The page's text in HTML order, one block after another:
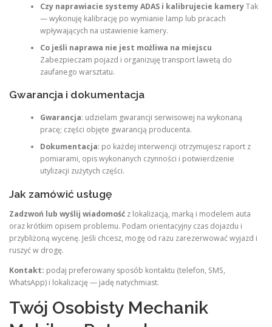
Czy naprawiacie systemy ADAS i kalibrujecie kameryTak
— wykonuję kalibrację po wymianie lamp lub pracach
wpływających na ustawienie kamery.
Co jeśli naprawa nie jest możliwa na miejscu
Zabezpieczam pojazd i organizuję transport lawetą do
zaufanego warsztatu.
Gwarancja i dokumentacja
Gwarancja: udzielam gwarancji serwisowej na wykonaną
pracę; części objęte gwarancją producenta.
Dokumentacja: po każdej interwencji otrzymujesz raport z
pomiarami, opis wykonanych czynności i potwierdzenie
utylizacji zużytych części.
Jak zamówić usługę
Zadzwoń lub wyślij wiadomość z lokalizacją, marką i modelem auta
oraz krótkim opisem problemu. Podam orientacyjny czas dojazdu i
przybliżoną wycenę. Jeśli chcesz, mogę od razu zarezerwować wyjazd i
ruszyć w drogę.
Kontakt: podaj preferowany sposób kontaktu (telefon, SMS,
WhatsApp) i lokalizację — jadę natychmiast.
Twój Osobisty Mechanik